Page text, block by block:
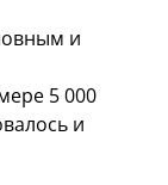
и
5 000
и